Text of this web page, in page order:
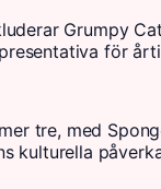
Grumpy
för
tre, med
kulturella